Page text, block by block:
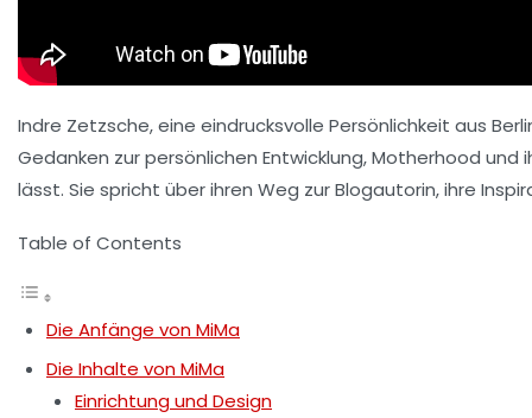
Indre Zetzsche, eine eindrucksvolle Persönlichkeit aus
Gedanken zurpersönlichen Entwicklung, Motherhood und
lässt. Sie spricht über ihren Weg zur Blogautorin, ihre
Table of Contents
Die Anfänge von MiMa
Die Inhalte von MiMa
Einrichtung und Design